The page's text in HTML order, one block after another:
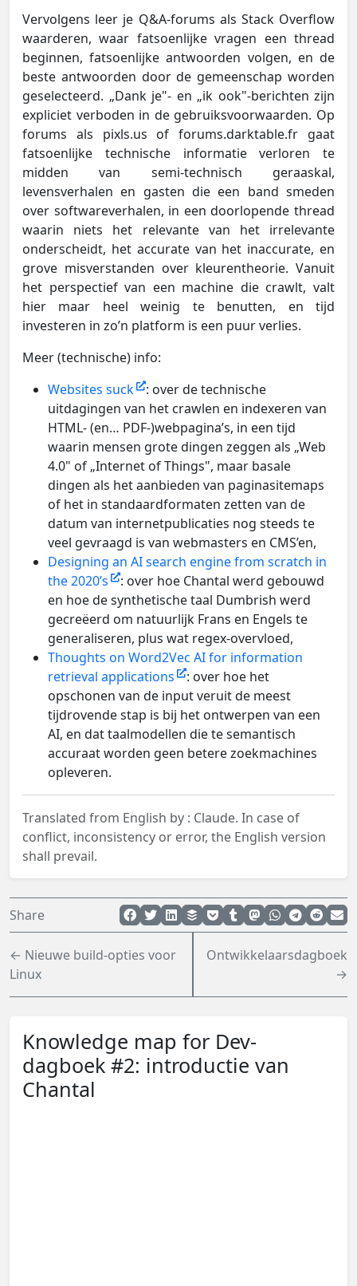
Vervolgens leer je Q&A-forums als Stack Overflow
waarderen, waar fatsoenlijke vragen een thread
beginnen, fatsoenlijke antwoorden volgen, en de
beste antwoorden door de gemeenschap worden
geselecteerd. „Dank je"- en „ik ook"-berichten zijn
expliciet verboden in de gebruiksvoorwaarden. Op
forums als pixls.us of forums.darktable.fr gaat
fatsoenlijke technische informatie verloren te
midden van semi-technisch geraaskal,
levensverhalen en gasten die een band smeden
over softwareverhalen, in een doorlopende thread
waarin niets het relevante van het irrelevante
onderscheidt, het accurate van het inaccurate, en
grove misverstanden over kleurentheorie. Vanuit
het perspectief van een machine die crawlt, valt
hier maar heel weinig te benutten, en tijd
investeren in zo’n platform is een puur verlies.
Meer (technische) info:
Websites suck
: over de technische
uitdagingen van het crawlen en indexeren van
HTML- (en… PDF-)webpagina’s, in een tijd
waarin mensen grote dingen zeggen als „Web
4.0" of „Internet of Things", maar basale
dingen als het aanbieden van paginasitemaps
of het in standaardformaten zetten van de
datum van internetpublicaties nog steeds te
veel gevraagd is van webmasters en CMS’en,
Designing an AI search engine from scratch in
the 2020’s
: over hoe Chantal werd gebouwd
en hoe de synthetische taal Dumbrish werd
gecreëerd om natuurlijk Frans en Engels te
generaliseren, plus wat regex-overvloed,
Thoughts on Word2Vec AI for information
retrieval applications
: over hoe het
opschonen van de input veruit de meest
tijdrovende stap is bij het ontwerpen van een
AI, en dat taalmodellen die te semantisch
accuraat worden geen betere zoekmachines
opleveren.
Translated from English by : Claude. In case of
conflict, inconsistency or error, the English version
shall prevail.
Share
← Nieuwe build-opties voor
Linux
Ontwikkelaarsdagboek
→
Knowledge map for Dev-
dagboek #2: introductie van
Chantal